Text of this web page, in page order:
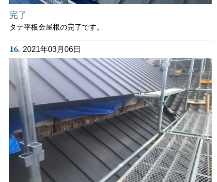
完了
タテ平板金屋根の完了です。
16. 2021年03月06日